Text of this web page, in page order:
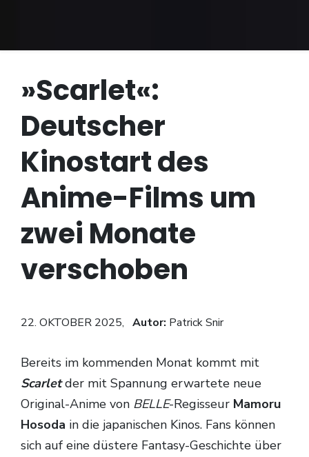
»Scarlet«:
Deutscher
Kinostart des
Anime-Films um
zwei Monate
verschoben
22. OKTOBER 2025, Autor: Patrick Snir
Bereits im kommenden Monat kommt mit
Scarletder mit Spannung erwartete neue
Original-Anime von BELLE-Regisseur Mamoru
Hosoda in die japanischen Kinos. Fans können
sich auf eine düstere Fantasy-Geschichte über